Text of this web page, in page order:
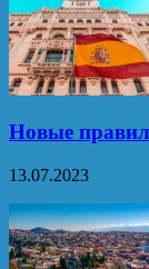
Новые
13.07.2023